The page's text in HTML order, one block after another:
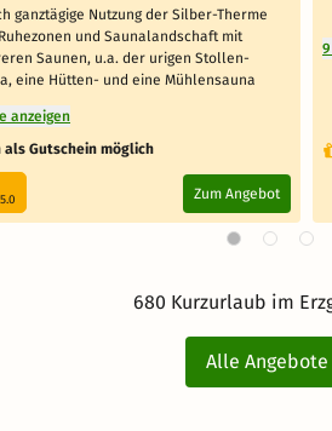
ganztägige Nutzung der Silber-Therme
und Saunalandschaft mit
Saunen, u.a. der urigen Stollen-
eine Hütten- und eine Mühlensauna
anzeigen
als Gutschein möglich
Zum Angebot
680 Kurzurlaub im
Alle Angebote